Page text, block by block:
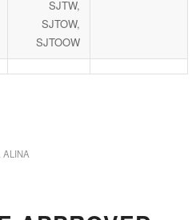
SJTW,
SJTOW,
SJTOOW
ALINA